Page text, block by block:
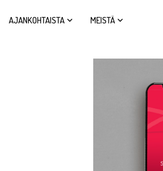
AJANKOHTAISTA MEISTÄ